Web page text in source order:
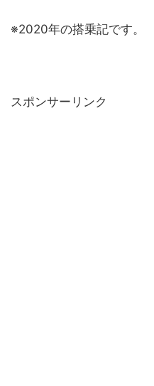
※2020年の搭乗記です。
スポンサーリンク